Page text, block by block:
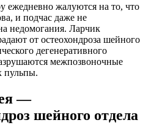
ежедневно жалуются на то, что
и подчас даже не
недомогания. Ларчик
от остеохондроза шейного
дегенеративного
межпозвоночные
пульпы.
—
шейного отдела